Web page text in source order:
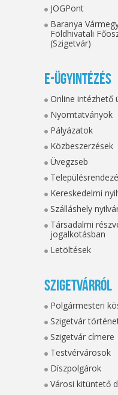
JOGPont
Baranya
Földhivatali
(Szigetvár)
E-ügyintézés
Online intézhető
Nyomtatványok
Pályázatok
Közbeszerzések
Üvegzseb
Kereskedelmi
Szálláshely
Társadalmi
jogalkotásban
Letöltések
Szigetvárról
Polgármesteri
Szigetvár
Szigetvár címere
Testvérvárosok
Díszpolgárok
Városi kitüntető